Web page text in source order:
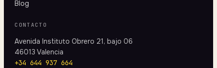
Blog
CONTACTO
Avenida Instituto Obrero 21, bajo 06
46013 Valencia
+34 644 937 664